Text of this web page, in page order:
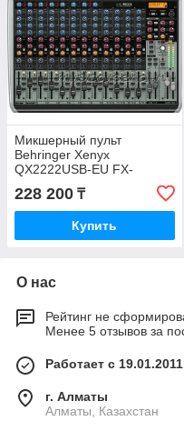
Микшерный пульт
Behringer Xenyx
QX2222USB-EU FX-
228 200 ₸
Купить
О нас
Рейтинг не
Менее 5 отзывов за
Работает с 19.01.2011
г. Алматы
Алматы, Казахстан